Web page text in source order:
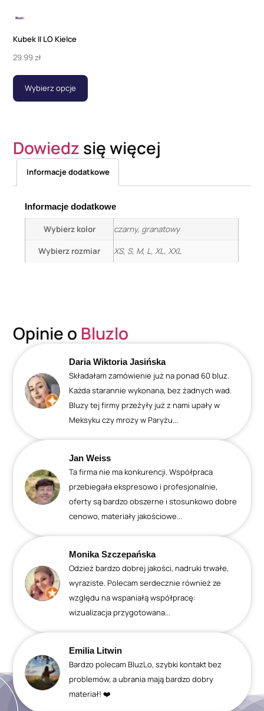
Kubek II LO Kielce
29.99zł
Wybierz opcje
Dowiedz się więcej
Informacje dodatkowe
Informacje dodatkowe
Wybierz kolor czarny, granatowy
Wybierz rozmiar XS, S, M, L, XL, XXL
Opinie o Bluzlo
Daria Wiktoria Jasińska
Składałam zamówienie już na ponad 60 bluz.
Każda starannie wykonana, bez żadnych wad.
Bluzy tej firmy przeżyły już z nami upały w
Meksyku czy mrozy w Paryżu...
Jan Weiss
Ta firma nie ma konkurencji. Współpraca
przebiegała ekspresowo i profesjonalnie,
oferty są bardzo obszerne i stosunkowo dobre
cenowo, materiały jakościowe...
Monika Szczepańska
Odzież bardzo dobrej jakości, nadruki trwałe,
wyraziste. Polecam serdecznie również ze
względu na wspaniałą współpracę:
wizualizacja przygotowana...
Emilia Litwin
Bardzo polecam BluzLo, szybki kontakt bez
problemów, a ubrania mają bardzo dobry
materiał! ❤️